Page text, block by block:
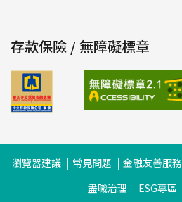
存款保險 / 無障礙標章
瀏覽器建議 常見問題 金融友善服務
盡職治理
ESG專區